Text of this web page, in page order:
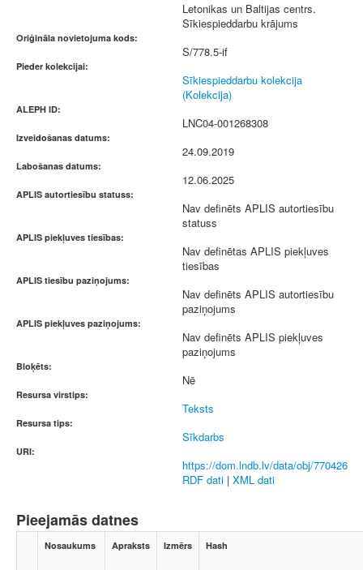
Letonikas un Baltijas centrs.
Sīkiespieddarbu krājums
Oriģināla novietojuma kods:
S/778.5-if
Pieder kolekcijai:
Sīkiespieddarbu kolekcija
(Kolekcija)
ALEPH ID:
LNC04-001268308
Izveidošanas datums:
24.09.2019
Labošanas datums:
12.06.2025
APLIS autortiesību statuss:
Nav definēts APLIS autortiesību
statuss
APLIS piekļuves tiesības:
Nav definētas APLIS piekļuves
tiesības
APLIS tiesību paziņojums:
Nav definēts APLIS autortiesību
paziņojums
APLIS piekļuves paziņojums:
Nav definēts APLIS piekļuves
paziņojums
Bloķēts:
Nē
Resursa virstips:
Teksts
Resursa tips:
Sīkdarbs
URI:
https://dom.lndb.lv/data/obj/770426
RDF dati | XML dati
Pieejamās datnes
Nosaukums Apraksts Izmērs Hash